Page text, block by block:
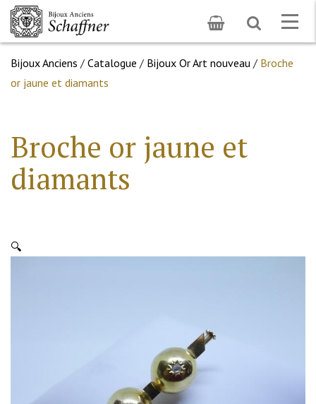
Toggle
search
Bijoux Anciens / Catalogue / Bijoux Or Art nouveau / Broche
or jaune et diamants
Broche or jaune et
diamants
🔍